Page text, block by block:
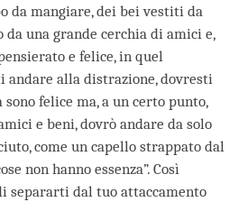
da mangiare, dei bei vestiti da
da una grande cerchia di amici e,
e felice, in quel
andare alla distrazione, dovresti
felice ma, a un certo punto,
e beni, dovrò andare da solo
come un capello strappato dal
non hanno essenza”. Così
separarti dal tuo attaccamento